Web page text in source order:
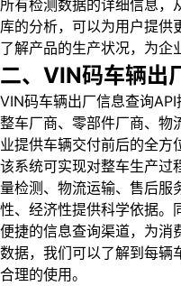
所有检测数据的详细信息，
库的分析，可以为用户提供
了解产品的生产状况，为企
二、VIN码车辆出
VIN码车辆出厂信息查询
整车厂商、零部件厂商、物
业提供车辆交付前后的全方
该系统可实现对整车生产过
量检测、物流运输、售后服
性、经济性提供科学依据。
便捷的信息查询渠道，为消
数据，我们可以了解到每辆
合理的使用。